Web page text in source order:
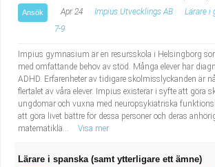
Ansök Apr 24 Impius Utvecklings AB
Lärare i
7-9
Impius gymnasium är en resursskola i Helsingborg
med omfattande behov av stöd. Många elever har
ADHD. Erfarenheter av tidigare skolmisslyckanden är
flertalet av våra elever. Impius existerar i syfte att göra
ungdomar och vuxna med neuropsykiatriska
att göra livet bättre för dessa personer och deras
matematiklä...
Visa mer
Lärare i spanska (samt ytterligare ett ämne)